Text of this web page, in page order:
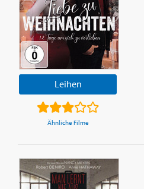
Leihen
Ähnliche Filme